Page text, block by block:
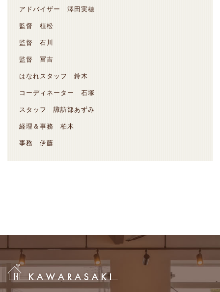
アドバイザー 澤田実穂
監督 植松
監督 石川
監督 冨吉
はなれスタッフ 鈴木
コーディネーター 石塚
スタッフ 諏訪部あずみ
経理＆事務 柏木
事務 伊藤